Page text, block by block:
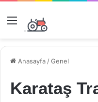
Menü
Anasayfa /Genel
Karataş